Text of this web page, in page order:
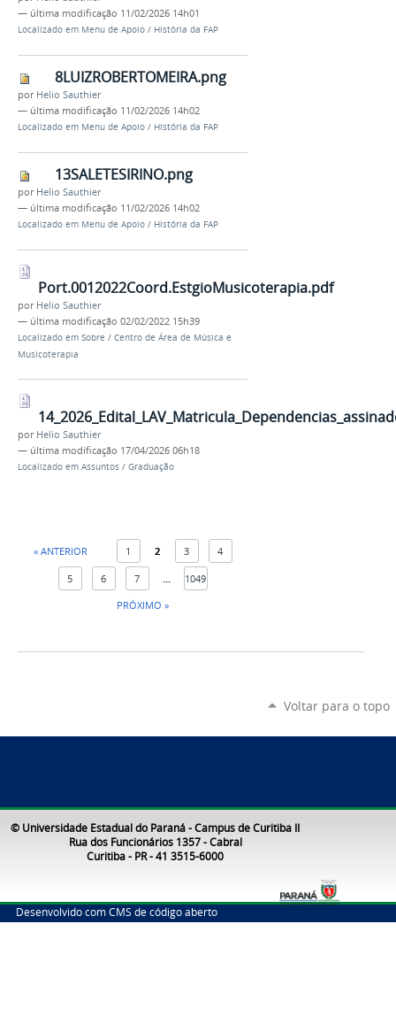
— última modificação 11/02/2026 14h01
Localizado em Menu de Apoio / História da FAP
8LUIZROBERTOMEIRA.png
por Helio Sauthier
— última modificação 11/02/2026 14h02
Localizado em Menu de Apoio / História da FAP
13SALETESIRINO.png
por Helio Sauthier
— última modificação 11/02/2026 14h02
Localizado em Menu de Apoio / História da FAP
Port.0012022Coord.EstgioMusicoterapia.pdf
por Helio Sauthier
— última modificação 02/02/2022 15h39
Localizado em Sobre / Centro de Área de Música e
Musicoterapia
por Helio Sauthier
— última modificação 17/04/2026 06h18
Localizado em Assuntos / Graduação
« ANTERIOR 1 2 3 4
5 6 7 ...
1049
PRÓXIMO »
Voltar para o topo
© Universidade Estadual do Paraná - Campus de Curitiba II
Rua dos Funcionários 1357 - Cabral
Curitiba - PR - 41 3515-6000
Desenvolvido com CMS de código aberto